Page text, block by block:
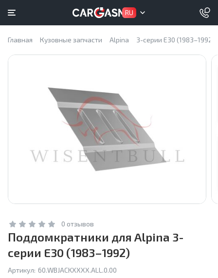
RU
Главная Кузовные запчасти Alpina 3-серии E30 (1983–1992)
0 отзывов
Поддомкратники для Alpina 3-
серии E30 (1983–1992)
Артикул: 60.WBJACKXXXX.ALL.0.00